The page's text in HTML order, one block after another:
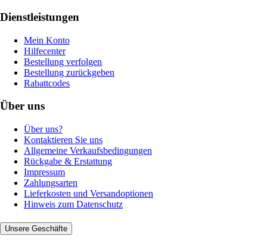
Dienstleistungen
Mein Konto
Hilfecenter
Bestellung verfolgen
Bestellung zurückgeben
Rabattcodes
Über uns
Über uns?
Kontaktieren Sie uns
Allgemeine Verkaufsbedingungen
Rückgabe & Erstattung
Impressum
Zahlungsarten
Lieferkosten und Versandoptionen
Hinweis zum Datenschutz
Unsere Geschäfte